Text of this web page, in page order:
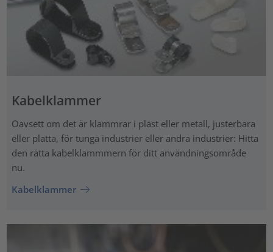
Kabelklammer
Oavsett om det är klammrar i plast eller metall, justerbara
eller platta, för tunga industrier eller andra industrier: Hitta
den rätta kabelklammmern för ditt användningsområde
nu.
Kabelklammer